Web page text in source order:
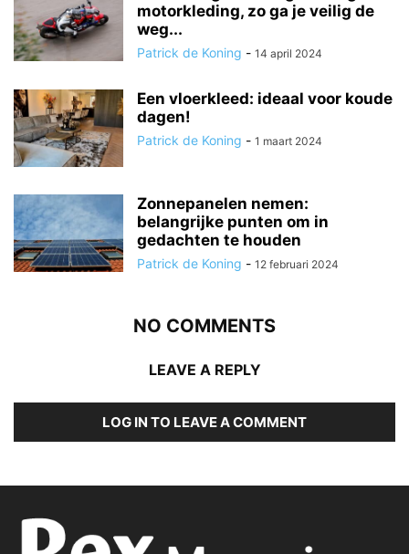
motorkleding, zo ga je veilig de
weg...
Patrick de Koning - 14 april 2024
Een vloerkleed: ideaal voor koude
dagen!
Patrick de Koning - 1 maart 2024
Zonnepanelen nemen:
belangrijke punten om in
gedachten te houden
Patrick de Koning - 12 februari 2024
NO COMMENTS
LEAVE A REPLY
LOG IN TO LEAVE A COMMENT